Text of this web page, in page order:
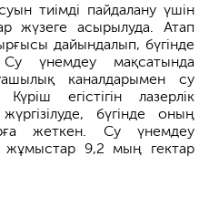
тиімді пайдалану үшін
жүзеге асырылуда. Атап
дайындалып, бүгінде
үнемдеу мақсатында
каналдарымен су
Күріш егістігін лазерлік
бүгінде оның
жеткен. Су үнемдеу
жұмыстар 9,2 мың гектар